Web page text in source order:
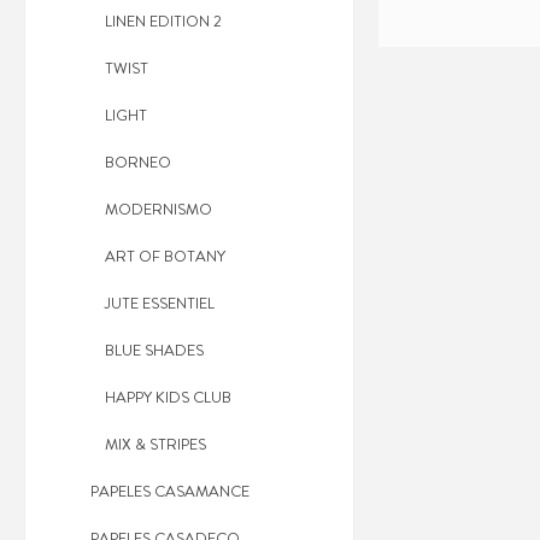
LINEN EDITION 2
TWIST
LIGHT
BORNEO
MODERNISMO
ART OF BOTANY
JUTE ESSENTIEL
BLUE SHADES
HAPPY KIDS CLUB
MIX & STRIPES
PAPELES CASAMANCE